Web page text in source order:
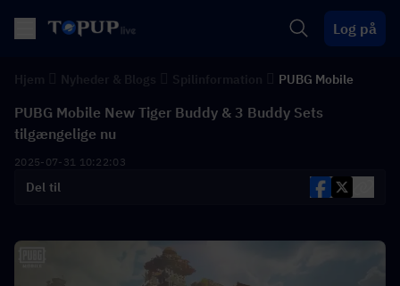
Log på
PUBG Mobile
PUBG Mobile New Tiger Buddy & 3 Buddy Sets
tilgængelige nu
2025-07-31 10:22:03
Del til